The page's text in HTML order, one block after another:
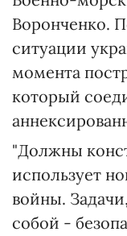
Воронченко.
ситуации
момента
который
"Должны
использует
войны.
собой -